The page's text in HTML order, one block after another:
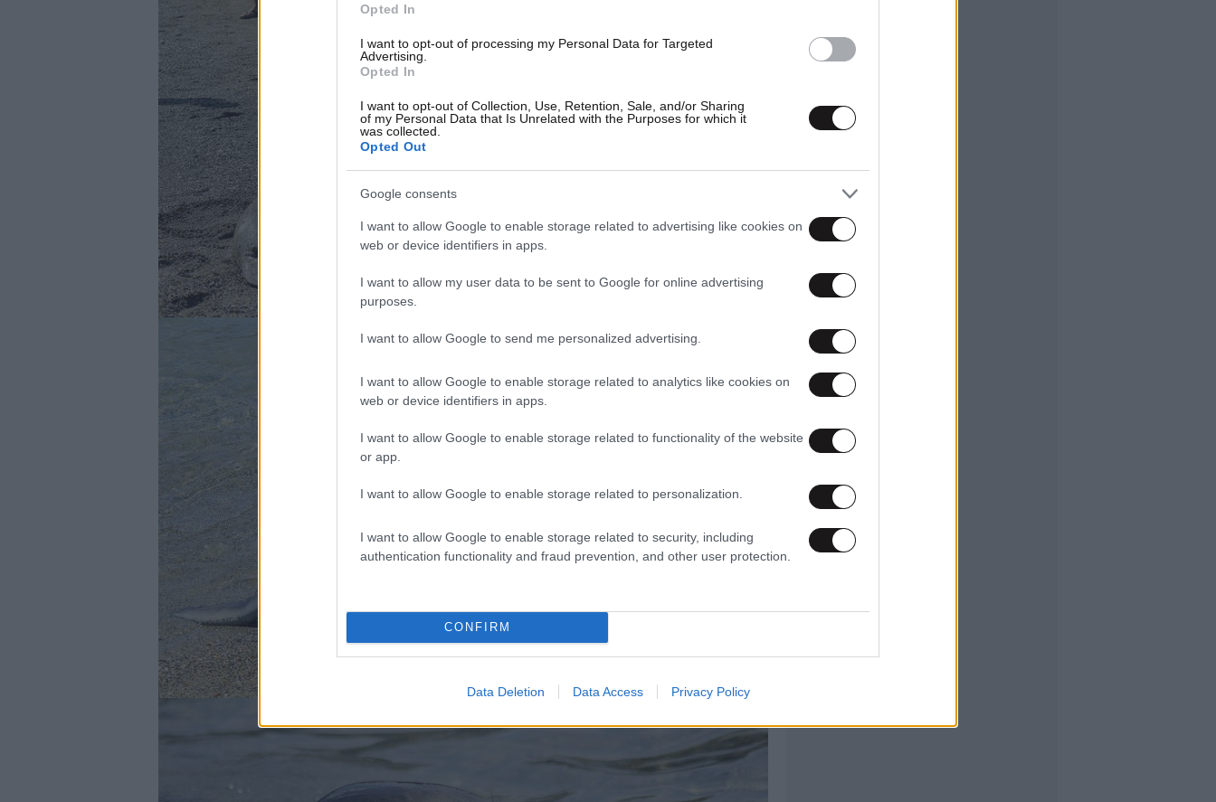
Opted In
I want to opt-out of processing my Personal Data for Targeted
Advertising.
Opted In
I want to opt-out of Collection, Use, Retention, Sale, and/or Sharing
of my Personal Data that Is Unrelated with the Purposes for which it
was collected.
Opted Out
Google consents
I want to allow Google to enable storage related to advertising like cookies on
web or device identifiers in apps.
I want to allow my user data to be sent to Google for online advertising
purposes.
I want to allow Google to send me personalized advertising.
I want to allow Google to enable storage related to analytics like cookies on
web or device identifiers in apps.
I want to allow Google to enable storage related to functionality of the website
or app.
I want to allow Google to enable storage related to personalization.
I want to allow Google to enable storage related to security, including
authentication functionality and fraud prevention, and other user protection.
CONFIRM
Data Deletion Data Access Privacy Policy